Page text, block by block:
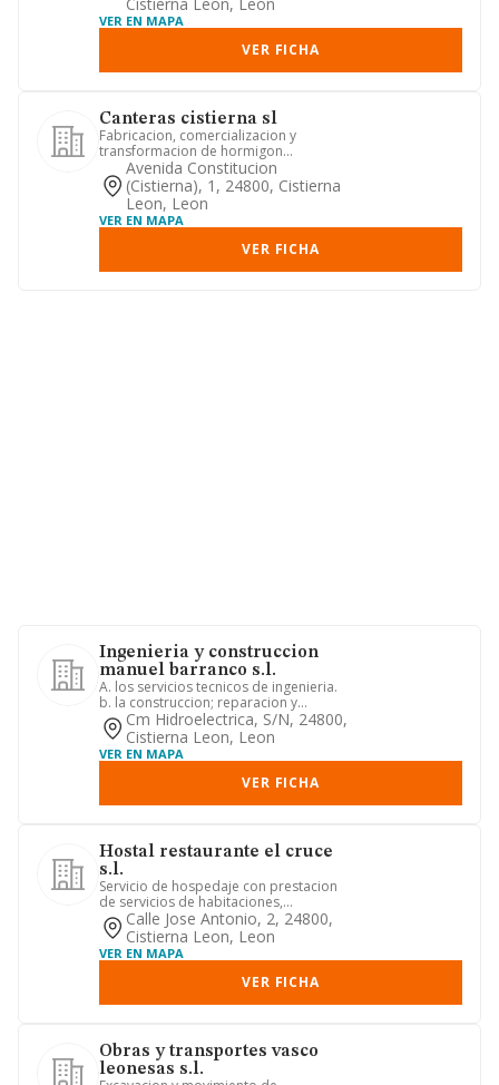
VER EN MAPA
VER FICHA
Canteras cistierna sl
Fabricacion, comercializacion y
transformacion de hormigon
preparado desde plantas propias o
ajenas...
Avenida Constitucion
(cistierna), 1, 24800, Cistierna
Leon, Leon
VER EN MAPA
VER FICHA
Ingenieria y construccion
manuel barranco s.l.
A. los servicios tecnicos de ingenieria.
b. la construccion; reparacion y
conservacion de toda clas...
Cm Hidroelectrica, S/n, 24800,
Cistierna Leon, Leon
VER EN MAPA
VER FICHA
Hostal restaurante el cruce
s.l.
Servicio de hospedaje con prestacion
de servicios de habitaciones,
restaurante, cafeteria y bar.
Calle Jose Antonio, 2, 24800,
Cistierna Leon, Leon
VER EN MAPA
VER FICHA
Obras y transportes vasco
leonesas s.l.